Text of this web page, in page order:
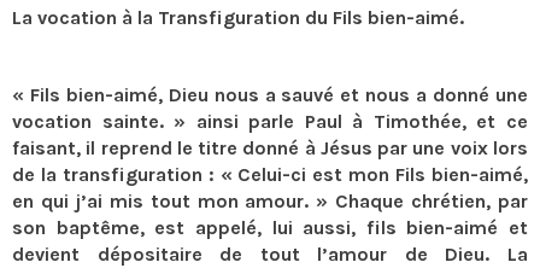
La vocation à la Transfiguration du Fils bien-aimé.
« Fils bien-aimé, Dieu nous a sauvé et nous a donné une
vocation sainte. » ainsi parle Paul à Timothée, et ce
faisant, il reprend le titre donné à Jésus par une voix lors
de la transfiguration : « Celui-ci est mon Fils bien-aimé,
en qui j’ai mis tout mon amour. » Chaque chrétien, par
son baptême, est appelé, lui aussi, fils bien-aimé et
devient dépositaire de tout l’amour de Dieu. La